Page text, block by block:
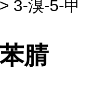
> 3-溴-5-甲
腈